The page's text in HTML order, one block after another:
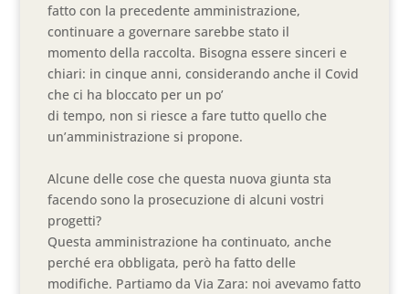
fatto con la precedente amministrazione,
continuare a governare sarebbe stato il
momento della raccolta. Bisogna essere sinceri e
chiari: in cinque anni, considerando anche il Covid
che ci ha bloccato per un po’
di tempo, non si riesce a fare tutto quello che
un’amministrazione si propone.
Alcune delle cose che questa nuova giunta sta
facendo sono la prosecuzione di alcuni vostri
progetti?
Questa amministrazione ha continuato, anche
perché era obbligata, però ha fatto delle
modifiche. Partiamo da Via Zara: noi avevamo fatto